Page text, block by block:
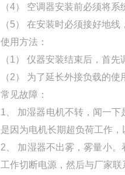
（4） 空调器安装前必须将
（5） 在安装时必须接好地
使用方法：
（1） 仪器安装结束后，首
（2） 为了延长外接负载的
常见故障：
1、 加湿器电机不转，闻一
是因为电机长期超负荷工作，
2、 加湿器不出雾，雾量小
工作切断电源，然后与厂家联